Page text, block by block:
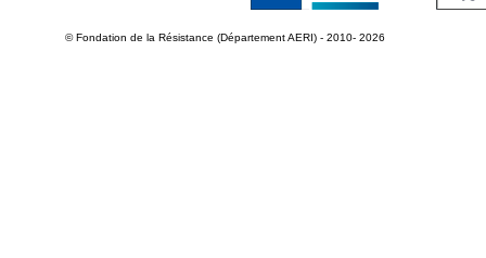
© Fondation de la Résistance (Département AERI) - 2010- 2026